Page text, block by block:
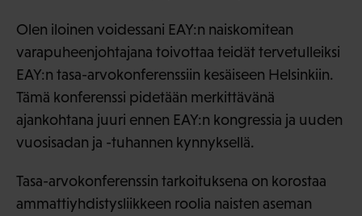
Olen iloinen voidessani EAY:n naiskomitean
varapuheenjohtajana toivottaa teidät tervetulleiksi
EAY:n tasa-arvokonferenssiin kesäiseen Helsinkiin.
Tämä konferenssi pidetään merkittävänä
ajankohtana juuri ennen EAY:n kongressia ja uuden
vuosisadan ja -tuhannen kynnyksellä.
Tasa-arvokonferenssin tarkoituksena on korostaa
ammattiyhdistysliikkeen roolia naisten aseman